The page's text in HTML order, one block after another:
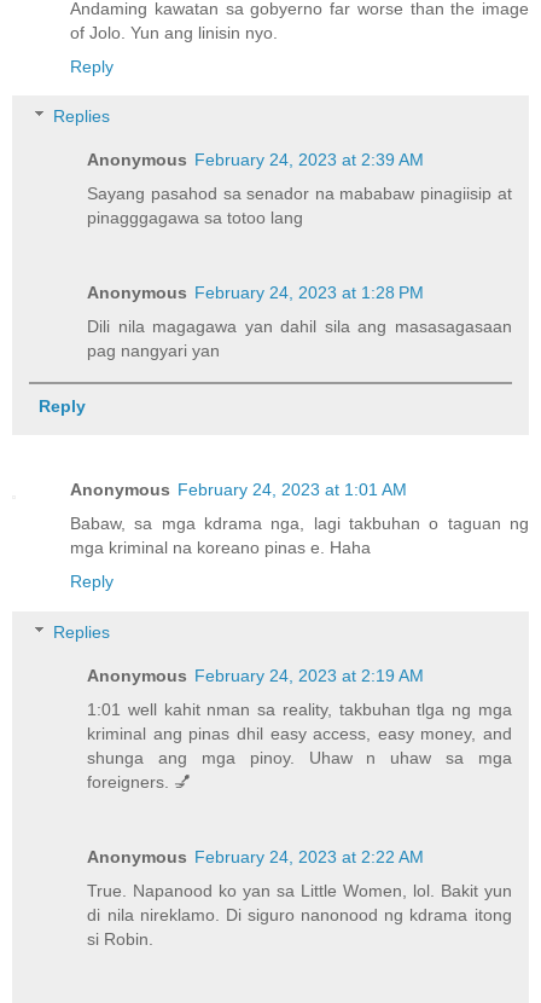
Andaming kawatan sa gobyerno far worse than the image
of Jolo. Yun ang linisin nyo.
Reply
Replies
Anonymous February 24, 2023 at 2:39 AM
Sayang pasahod sa senador na mababaw pinagiisip at
pinagggagawa sa totoo lang
Anonymous February 24, 2023 at 1:28 PM
Dili nila magagawa yan dahil sila ang masasagasaan
pag nangyari yan
Reply
Anonymous February 24, 2023 at 1:01 AM
Babaw, sa mga kdrama nga, lagi takbuhan o taguan ng
mga kriminal na koreano pinas e. Haha
Reply
Replies
Anonymous February 24, 2023 at 2:19 AM
1:01 well kahit nman sa reality, takbuhan tlga ng mga
kriminal ang pinas dhil easy access, easy money, and
shunga ang mga pinoy. Uhaw n uhaw sa mga
foreigners. 💅
Anonymous February 24, 2023 at 2:22 AM
True. Napanood ko yan sa Little Women, lol. Bakit yun
di nila nireklamo. Di siguro nanonood ng kdrama itong
si Robin.